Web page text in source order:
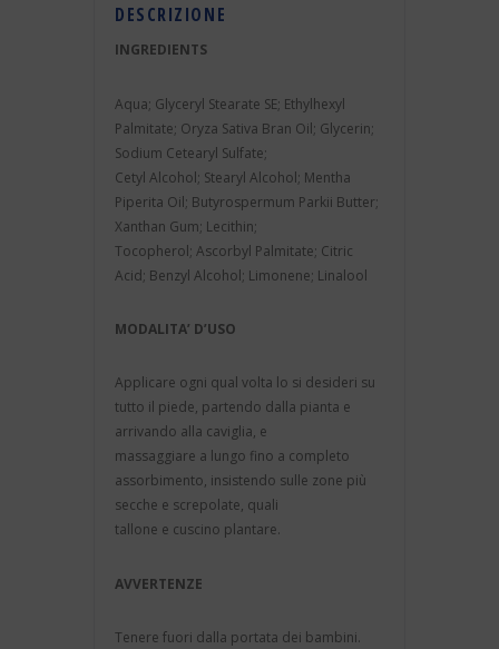
DESCRIZIONE
INGREDIENTS
Aqua; Glyceryl Stearate SE; Ethylhexyl
Palmitate; Oryza Sativa Bran Oil; Glycerin;
Sodium Cetearyl Sulfate;
Cetyl Alcohol; Stearyl Alcohol; Mentha
Piperita Oil; Butyrospermum Parkii Butter;
Xanthan Gum; Lecithin;
Tocopherol; Ascorbyl Palmitate; Citric
Acid; Benzyl Alcohol; Limonene; Linalool
MODALITA’ D’USO
Applicare ogni qual volta lo si desideri su
tutto il piede, partendo dalla pianta e
arrivando alla caviglia, e
massaggiare a lungo fino a completo
assorbimento, insistendo sulle zone più
secche e screpolate, quali
tallone e cuscino plantare.
AVVERTENZE
Tenere fuori dalla portata dei bambini.